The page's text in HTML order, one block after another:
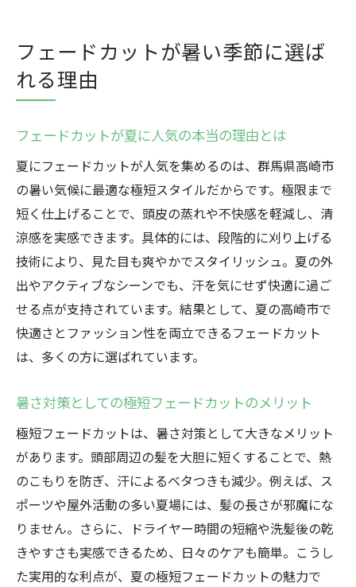
ト
髪質や顔型に合わせた極短フェードカット
の選び方
介
フェードカットで自分らしさを引き出す方
法
失敗しないフェードカットのオーダー術
夏にぴったりのフェードカット提案ガイド
夏におすすめのフェードカット維持のコツ
フェードカットを夏に長持ちさせるメンテ
ナンス法
極短フェードカットのキープ方法とポイン
夏でも清潔感を保つフェードカットの秘訣
フェードカットを美しく維持するためのコ
ツ
夏の極短カットを長く楽しむお手入れ方法
フェードカットのカット頻度と理想的なタ
イミング
気分が上がる極短フェードカットの体験談
フェードカットが暑い季節に選ば
れる理由
フェードカットが夏に人気の本当の理由とは
夏にフェードカットが人気を集めるのは、群馬県高崎市
の暑い気候に最適な極短スタイルだからです。極限まで
短く仕上げることで、頭皮の蒸れや不快感を軽減し、清
涼感を実感できます。具体的には、段階的に刈り上げる
技術により、見た目も爽やかでスタイリッシュ。夏の外
出やアクティブなシーンでも、汗を気にせず快適に過ご
せる点が支持されています。結果として、夏の高崎市で
快適さとファッション性を両立できるフェードカット
は、多くの方に選ばれています。
暑さ対策としての極短フェードカットのメリット
極短フェードカットは、暑さ対策として大きなメリット
があります。頭部周辺の髪を大胆に短くすることで、熱
のこもりを防ぎ、汗によるベタつきも減少。例えば、ス
ポーツや屋外活動の多い夏場には、髪の長さが邪魔にな
りません。さらに、ドライヤー時間の短縮や洗髪後の乾
きやすさも実感できるため、日々のケアも簡単。こうし
た実用的な利点が、夏の極短フェードカットの魅力で